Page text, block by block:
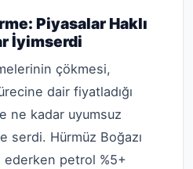
Piyasalar Haklı
İyimserdi
çökmesi,
dair fiyatladığı
ne kadar uyumsuz
serdi. Hürmüz Boğazı
ederken petrol %5+